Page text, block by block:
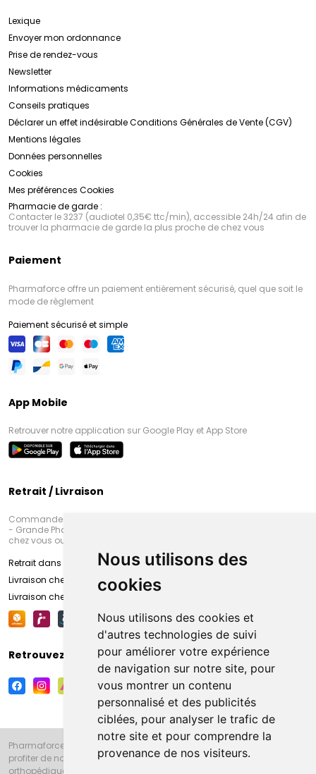
Nous utilisons des
cookies
Nous utilisons des cookies et
d'autres technologies de suivi
pour améliorer votre expérience
de navigation sur notre site, pour
vous montrer un contenu
personnalisé et des publicités
ciblées, pour analyser le trafic de
notre site et pour comprendre la
provenance de nos visiteurs.
Lexique
Envoyer mon ordonnance
Prise de rendez-vous
Newsletter
Informations médicaments
Conseils pratiques
Déclarer un effet indésirableConditions Générales de Vente (CGV)
Mentions légales
Données personnelles
Cookies
Mes préférences Cookies
Pharmacie de garde :
Contacter le 3237 (audiotel 0,35€ ttc/min), accessible 24h/24 afin de
trouver la pharmacie de garde la plus proche de chez vous
Paiement
Pharmaforce offre un paiement entièrement sécurisé, quel que soit le
mode de règlement
Paiement sécurisé et simple
App Mobile
Retrouver notre application sur Google Play et App Store
Retrait / Livraison
Commandez en ligne et venez chercher votre commande à Amiens
- Grande Pharmacie d’Amiens (Fachon) ou recevez-là rapidement
chez vous ou en point retrait
Retrait dans la pharmacie d’Amiens
Livraison chez vous
Livraison chez votre commerçant
Retrouvez-nous sur vos réseaux sociaux
Pharmaforce.fr et la Grande Pharmacie d’Amiens vous souhaitent de
profiter de notre accueil, de nos conseils pharmaceutiques,
orthopédiques, homéopathiques, parapharmaceutiques, beauté et